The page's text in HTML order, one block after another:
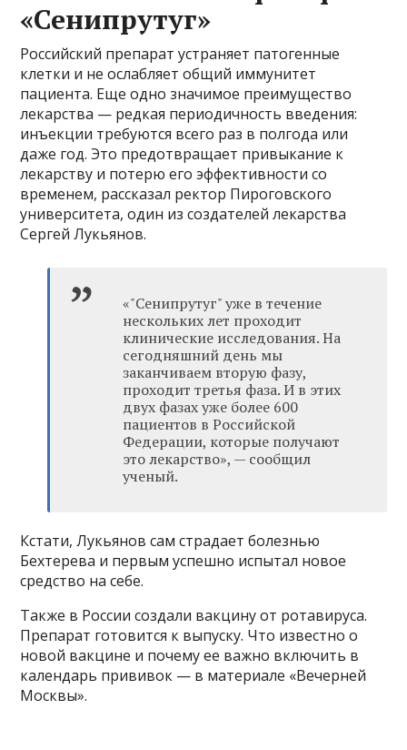
«Сенипрутуг»
Российский препарат устраняет патогенные
клетки и не ослабляет общий иммунитет
пациента. Еще одно значимое преимущество
лекарства — редкая периодичность введения:
инъекции требуются всего раз в полгода или
даже год. Это предотвращает привыкание к
лекарству и потерю его эффективности со
временем, рассказал ректор Пироговского
университета, один из создателей лекарства
Сергей Лукьянов.
«"Сенипрутуг" уже в течение
нескольких лет проходит
клинические исследования. На
сегодняшний день мы
заканчиваем вторую фазу,
проходит третья фаза. И в этих
двух фазах уже более 600
пациентов в Российской
Федерации, которые получают
это лекарство», — сообщил
ученый.
Кстати, Лукьянов сам страдает болезнью
Бехтерева и первым успешно испытал новое
средство на себе.
Также в России создали вакцину от ротавируса.
Препарат готовится к выпуску. Что известно о
новой вакцине и почему ее важно включить в
календарь прививок — в материале «Вечерней
Москвы».